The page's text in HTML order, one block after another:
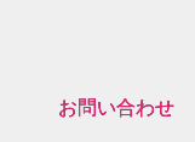
お問い合わせ